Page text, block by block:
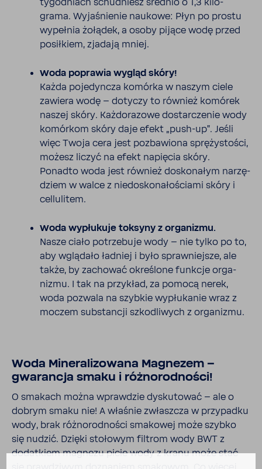
tygo­dniach schud­niesz średnio o 1,3 kilo­
grama. Wyja­śnienie naukowe: Płyn po prostu
wypełnia żołądek, a osoby pijące wodę przed
posił­kiem, zjadają mniej.
Woda poprawia wygląd skóry!
Każda poje­dyncza komórka w naszym ciele
zawiera wodę – dotyczy to również komórek
naszej skóry. Każdo­ra­zowe dostar­czenie wody
komórkom skóry daje efekt „push-​up”. Jeśli
więc Twoja cera jest pozba­wiona sprę­ży­stości,
możesz liczyć na efekt napięcia skóry.
Ponadto woda jest również dosko­nałym narzę­
dziem w walce z niedo­sko­na­ło­ściami skóry i
cellu­litem.
Woda wypłu­kuje toksyny z orga­nizmu.
Nasze ciało potrze­buje wody – nie tylko po to,
aby wglą­dało ładniej i było spraw­niejsze, ale
także, by zachować okre­ślone funkcje orga­
nizmu. I tak na przy­kład, za pomocą nerek,
woda pozwala na szybkie wypłu­kanie wraz z
moczem substancji szko­dli­wych z orga­nizmu.
Woda Mine­ra­li­zo­wana Magnezem –
gwarancja smaku i różno­rod­ności!
O smakach można wpraw­dzie dysku­tować – ale o
dobrym smaku nie! A właśnie zwłaszcza w przy­padku
wody, brak różno­rod­ności smakowej może szybko
się nudzić. Dzięki stołowym filtrom wody BWT z
dodat­kiem magnezu picie wody z kranu może stać